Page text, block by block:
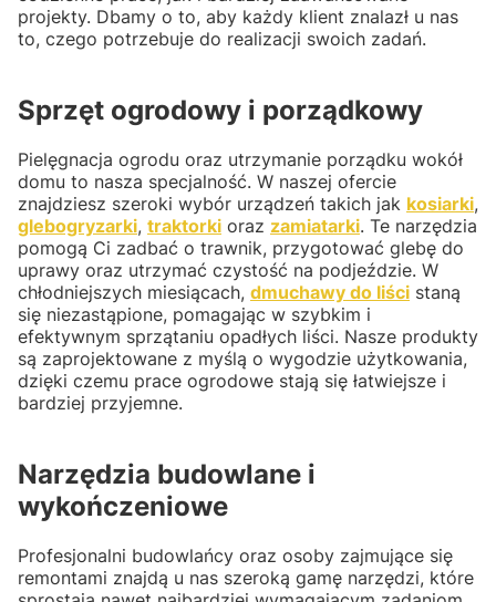
projekty. Dbamy o to, aby każdy klient znalazł u nas
to, czego potrzebuje do realizacji swoich zadań.
Sprzęt ogrodowy i porządkowy
Pielęgnacja ogrodu oraz utrzymanie porządku wokół
domu to nasza specjalność. W naszej ofercie
znajdziesz szeroki wybór urządzeń takich jak kosiarki,
glebogryzarki, traktorki oraz zamiatarki. Te narzędzia
pomogą Ci zadbać o trawnik, przygotować glebę do
uprawy oraz utrzymać czystość na podjeździe. W
chłodniejszych miesiącach, dmuchawy do liści staną
się niezastąpione, pomagając w szybkim i
efektywnym sprzątaniu opadłych liści. Nasze produkty
są zaprojektowane z myślą o wygodzie użytkowania,
dzięki czemu prace ogrodowe stają się łatwiejsze i
bardziej przyjemne.
Narzędzia budowlane i
wykończeniowe
Profesjonalni budowlańcy oraz osoby zajmujące się
remontami znajdą u nas szeroką gamę narzędzi, które